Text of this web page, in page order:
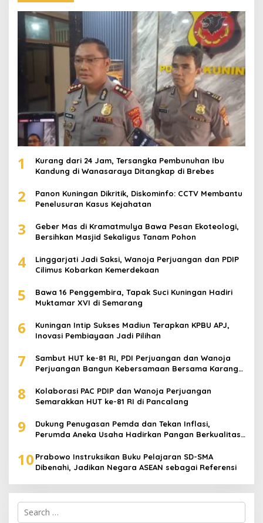
1
Kurang dari 24 Jam, Tersangka Pembunuhan Ibu
Kandung di Wanasaraya Ditangkap di Brebes
2
Panon Kuningan Dikritik, Diskominfo: CCTV Membantu
Penelusuran Kasus Kejahatan
3
Geber Mas di Kramatmulya Bawa Pesan Ekoteologi,
Bersihkan Masjid Sekaligus Tanam Pohon
4
Linggarjati Jadi Saksi, Wanoja Perjuangan dan PDIP
Cilimus Kobarkan Kemerdekaan
5
Bawa 16 Penggembira, Tapak Suci Kuningan Hadiri
Muktamar XVI di Semarang
6
Kuningan Intip Sukses Madiun Terapkan KPBU APJ,
Inovasi Pembiayaan Jadi Pilihan
7
Sambut HUT ke-81 RI, PDI Perjuangan dan Wanoja
Perjuangan Bangun Kebersamaan Bersama Karang
8
Kolaborasi PAC PDIP dan Wanoja Perjuangan
Semarakkan HUT ke-81 RI di Pancalang
9
Dukung Penugasan Pemda dan Tekan Inflasi,
Perumda Aneka Usaha Hadirkan Pangan Berkualitas
10 Prabowo Instruksikan Buku Pelajaran SD-SMA
Dibenahi, Jadikan Negara ASEAN sebagai Referensi
Search
for: